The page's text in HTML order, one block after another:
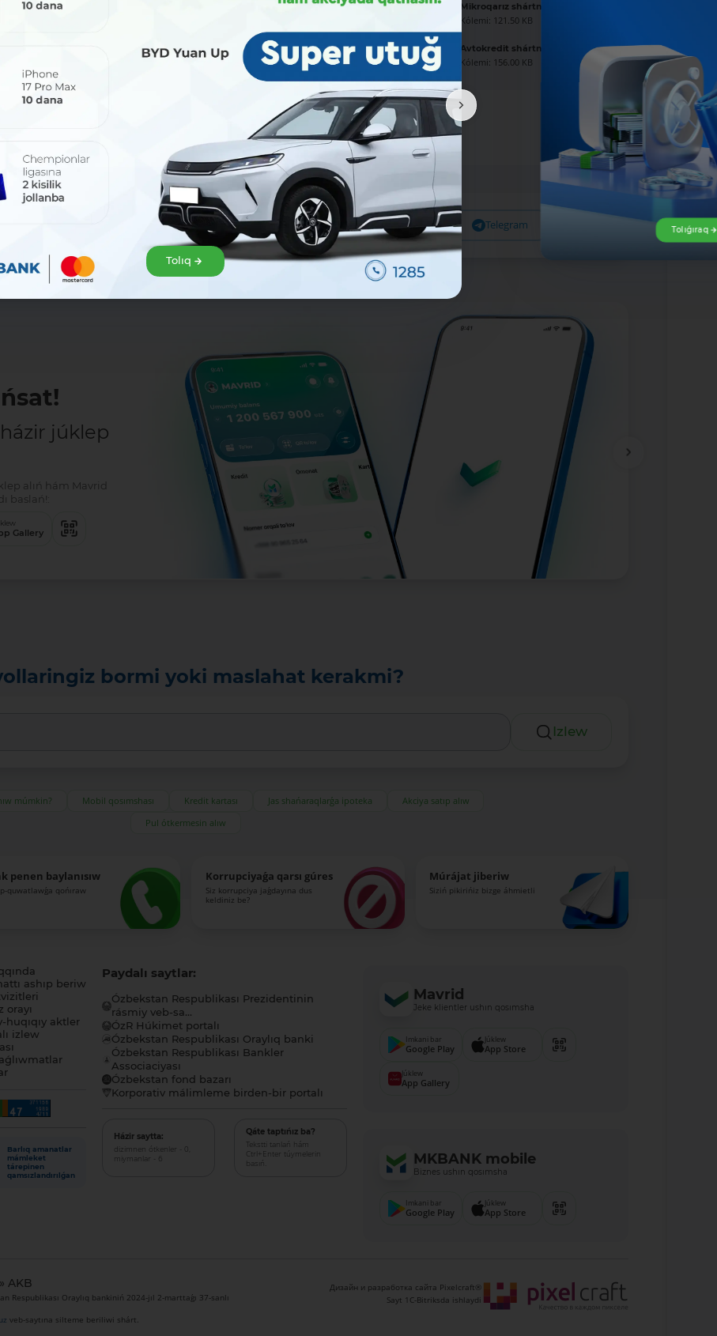
Mikroqarız shártnaması úlgisi
Kólemi: 121.50 KB
Avtokredit shártnaması úlgisi
Kólemi: 156.00 KB
Bólisiw: Facebook Telegram
házir júklep
alıń hám Mavrid
baslań!:
Gallery
bormi yoki maslahat kerakmi?
Izlew
múmkin? Mobil qosımshası Kredit kartası Jas shańaraqlarǵa ipoteka
Akciya satıp alıw
Pul ótkermesin alıw
penen baylanısıw
quwatlawǵa qońıraw
Korrupciyaǵa qarsı gúres
Siz korrupciya jaǵdayına dus
keldiniz be?
Múrájat jiberiw
Siziń pikirińiz bizge áhmietli
ashıp beriw
orayı
huqıqıy aktler
izlew
Barlıq amanatlar
mámleket
tárepinen
qamsızlandırılǵan
Paydalı saytlar:
Ózbekstan Respublikası Prezidentinin
rásmiy veb-sa...
ÓzR Húkimet portalı
Ózbekstan Respublikası Oraylıq banki
Ózbekstan Respublikası Bankler
Associaciyası
Ózbekstan fond bazarı
Korporativ málimleme birden-bir portalı
Házir saytta:
dizimnen ótkenler - 0,
miymanlar - 6
Qáte taptıńız ba?
Tekstti tanlań hám
Ctrl+Enter túymelerin
basıń.
Mavrid
Jeke klientler ushın qosımsha
Imkani bar
Google Play
Júklew
App Store
Júklew
App Gallery
MKBANK mobile
Biznes ushın qosımsha
Imkani bar
Google Play
Júklew
App Store
AKB
Respublikası Oraylıq bankiniń 2024-jıl 2-marttaǵı 37-sanlı
veb-saytına silteme beriliwi shárt.
Дизайн и разработка сайта Pixelcraft®
Sayt 1C-Bitriksda ishlaydi
Tolıq
Tolıǵıraq